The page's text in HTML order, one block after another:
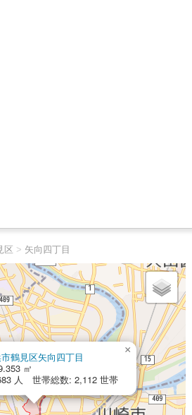
区 > 矢向四丁目
鶴見区矢向四丁目
㎡
人 世帯総数: 2,112 世帯
×